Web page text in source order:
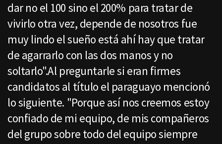
dar no el 100 sino el 200% para tratar de
vivirlo otra vez, depende de nosotros fue
muy lindo el sueño está ahí hay que tratar
de agarrarlo con las dos manos y no
soltarlo".Al preguntarle si eran firmes
candidatos al título el paraguayo mencionó
lo siguiente. "Porque así nos creemos estoy
confiado de mi equipo, de mis compañeros
del grupo sobre todo del equipo siempre